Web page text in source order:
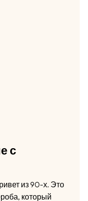
с
из 90-х. Это
который